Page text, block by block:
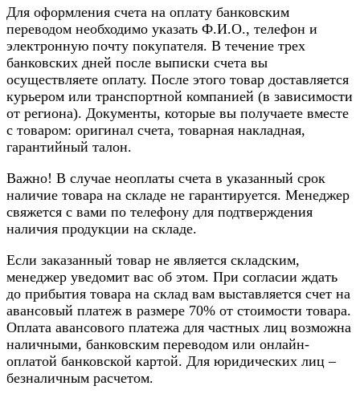
Для оформления счета на оплату банковским
переводом необходимо указать Ф.И.О., телефон и
электронную почту покупателя. В течение трех
банковских дней после выписки счета вы
осуществляете оплату. После этого товар доставляется
курьером или транспортной компанией (в зависимости
от региона). Документы, которые вы получаете вместе
с товаром: оригинал счета, товарная накладная,
гарантийный талон.
Важно! В случае неоплаты счета в указанный срок
наличие товара на складе не гарантируется. Менеджер
свяжется с вами по телефону для подтверждения
наличия продукции на складе.
Если заказанный товар не является складским,
менеджер уведомит вас об этом. При согласии ждать
до прибытия товара на склад вам выставляется счет на
авансовый платеж в размере 70% от стоимости товара.
Оплата авансового платежа для частных лиц возможна
наличными, банковским переводом или онлайн-
оплатой банковской картой. Для юридических лиц –
безналичным расчетом.